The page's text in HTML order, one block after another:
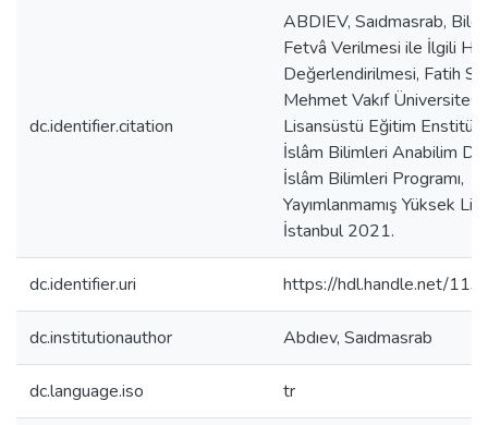
dc.identifier.citation
ABDIEV, Saıdmasrab,
Fetvâ Verilmesi ile İlgili
Değerlendirilmesi, Fatih
Mehmet Vakıf Üniversitesi
Lisansüstü Eğitim
İslâm Bilimleri Anabilim
İslâm Bilimleri Programı,
Yayımlanmamış Yüksek
İstanbul 2021.
dc.identifier.uri https://hdl.handle.net/
dc.institutionauthor Abdıev, Saıdmasrab
dc.language.iso tr